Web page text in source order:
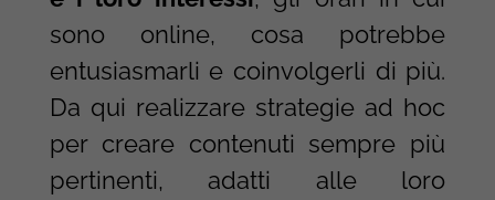
sono online, cosa potrebbe
entusiasmarli e coinvolgerli di più.
Da qui realizzare strategie ad hoc
per creare contenuti sempre più
pertinenti, adatti alle loro